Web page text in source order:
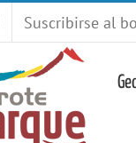
Suscribirse al